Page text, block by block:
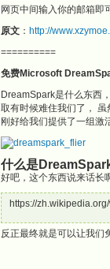
网页中间输入你的邮箱
原文 ： http://
==========
免费Microsoft
DreamSpark是什么东西
取有时候难住我们了，
刚好给我们提供了一组激
什么是
好吧，这个东西说来话长
https://
反正最终就是可以让我们